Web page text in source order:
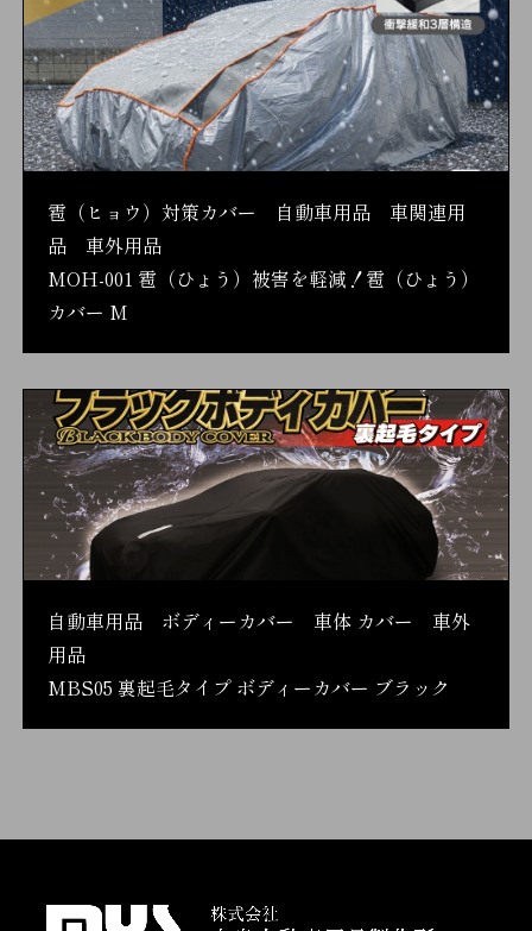
雹（ヒョウ）対策カバー 自動車用品 車関連用
品 車外用品
MOH-001 雹（ひょう）被害を軽減！雹（ひょう）
カバー M
自動車用品 ボディーカバー 車体 カバー 車外
用品
MBS05 裏起毛タイプ ボディーカバー ブラック